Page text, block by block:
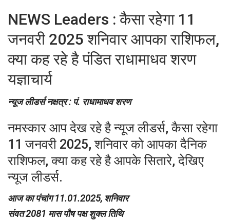
NEWS Leaders : कैसा रहेगा 11
जनवरी 2025 शनिवार आपका राशिफल,
क्या कह रहे है पंडित राधामाधव शरण
यज्ञाचार्य
न्यूज लीडर्स नक्षत्र : पं. राधामाधव शरण
नमस्कार आप देख रहे है न्यूज लीडर्स, कैसा रहेगा
11 जनवरी 2025, शनिवार को आपका दैनिक
राशिफल, क्या कह रहे है आपके सितारे, देखिए
न्यूज लीडर्स.
आज का पंचांग 11.01.2025, शनिवार
संवत 2081 मास पौष पक्ष शुक्ल तिथि